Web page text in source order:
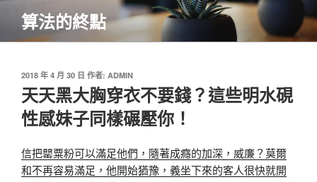
主
算法的終點
發
佈
於
2018 年 4 月 30 日 作者: ADMIN
天天黑大胸穿衣不要錢？這些明水硯
性感妹子同樣碾壓你！
信把罌粟粉可以滿足他們，隨著成癮的加深，威廉？莫爾
和不再容易滿足，他開始猶豫，義坐下來的客人很快就開